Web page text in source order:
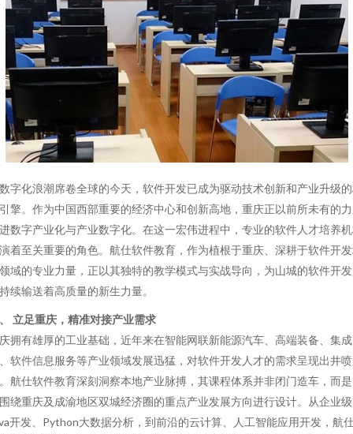
字化浪潮席卷全球的今天，软件开发已成为驱动技术创新和产业升级
擎。作为中国西部重要的经济中心和创新高地，重庆正以前所未有的
数字产业化与产业数字化。在这一宏伟进程中，专业的软件人才培养
着至关重要的角色。航仕软件教育，作为植根于重庆、深耕于软件开
域的专业力量，正以其独特的教学模式与实战导向，为山城的软件开
续输送着高质量的新生力量。
立足重庆，精准对接产业需求
拥有雄厚的工业基础，近年来在智能网联新能源汽车、高端装备、集
软件信息服务等产业领域发展迅猛，对软件开发人才的需求呈现出井
航仕软件教育深刻洞察本地产业脉搏，其课程体系并非闭门造车，而
绕重庆及成渝地区双城经济圈的重点产业发展方向进行设计。从企业级
开发、Python大数据分析，到前沿的云计算、人工智能应用开发，航